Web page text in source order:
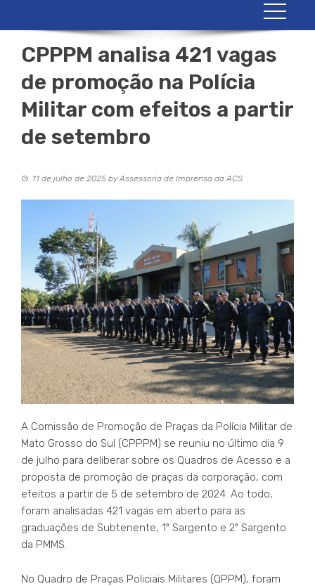
CPPPM analisa 421 vagas
de promoção na Polícia
Militar com efeitos a partir
de setembro
11 de julho de 2025 byAssessoria de Imprensa da ACS
A Comissão de Promoção de Praças da Polícia Militar de
Mato Grosso do Sul (CPPPM) se reuniu no último dia 9
de julho para deliberar sobre os Quadros de Acesso e a
proposta de promoção de praças da corporação, com
efeitos a partir de 5 de setembro de 2024. Ao todo,
foram analisadas 421 vagas em aberto para as
graduações de Subtenente, 1º Sargento e 2º Sargento
da PMMS.
No Quadro de Praças Policiais Militares (QPPM), foram